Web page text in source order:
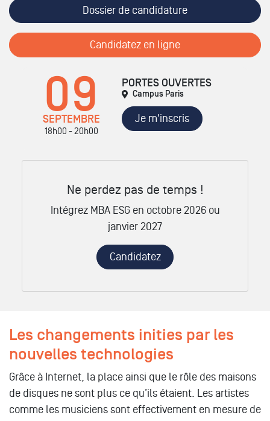
Dossier de candidature
Candidatez en ligne
09
SEPTEMBRE
18h00 - 20h00
PORTES OUVERTES
Campus Paris
Je m'inscris
Ne perdez pas de temps !
Intégrez MBA ESG en octobre 2026 ou
janvier 2027
Candidatez
Les changements inities par les
nouvelles technologies
Grâce à Internet, la place ainsi que le rôle des maisons
de disques ne sont plus ce qu’ils étaient. Les artistes
comme les musiciens sont effectivement en mesure de